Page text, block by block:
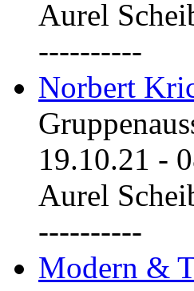
Aurel
----------
Norbert
19.10.21 -
Aurel
----------
Modern &